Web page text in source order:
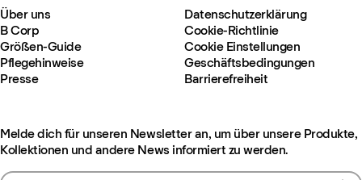
Über uns
B Corp
Größen-Guide
Pflegehinweise
Presse
Datenschutzerklärung
Cookie-Richtlinie
Cookie Einstellungen
Geschäftsbedingungen
Barrierefreiheit
Melde dich für unseren Newsletter an, um über unsere Produkte,
Kollektionen und andere News informiert zu werden.